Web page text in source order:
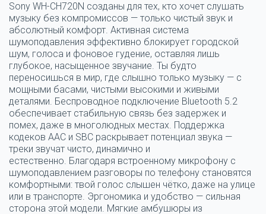
Sony WH-CH720N созданы для тех, кто хочет слушать
музыку без компромиссов — только чистый звук и
абсолютный комфорт. Активная система
шумоподавления эффективно блокирует городской
шум, голоса и фоновое гудение, оставляя лишь
глубокое, насыщенное звучание. Ты будто
переносишься в мир, где слышно только музыку — с
мощными басами, чистыми высокими и живыми
деталями. Беспроводное подключение Bluetooth 5.2
обеспечивает стабильную связь без задержек и
помех, даже в многолюдных местах. Поддержка
кодеков AAC и SBC раскрывает потенциал звука —
треки звучат чисто, динамично и
естественно. Благодаря встроенному микрофону с
шумоподавлением разговоры по телефону становятся
комфортными: твой голос слышен чётко, даже на улице
или в транспорте. Эргономика и удобство — сильная
сторона этой модели. Мягкие амбушюры из